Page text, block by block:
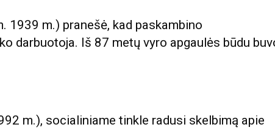
1939 m.) pranešė, kad paskambino
darbuotoja. Iš 87 metų vyro apgaulės būdu
m.), socialiniame tinkle radusi skelbimą apie